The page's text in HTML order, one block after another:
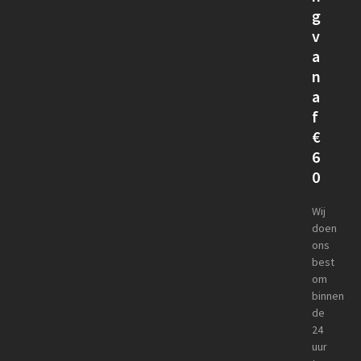
g
v
a
n
a
f
€
6
0
Wij
doen
ons
best
om
binnen
de
24
uur